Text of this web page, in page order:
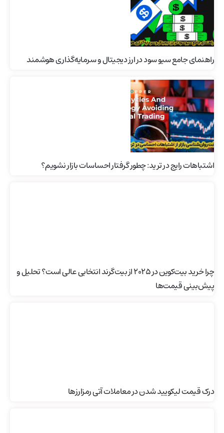
راهنمای جامع سیو سود در ارز دیجیتال و سرمایه‌گذاری هوشمند
اشتباهات رایج در ترید: چطور گرفتار احساسات بازار نشویم؟
چرا خرید بیت‌کوین در ۲۰۲۵ از بیت‌گرند انتخابی عالی است؟ تحلیل و
پیش‌بینی قیمت‌ها
درک قیمت لیکویید شدن در معاملات آتی رمزارزها